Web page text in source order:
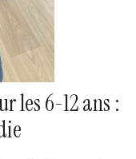
les 6-12 ans :